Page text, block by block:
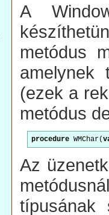
A
metódus
amelynek
(ezek a
metódus
procedure WMChar(
Az
típusának